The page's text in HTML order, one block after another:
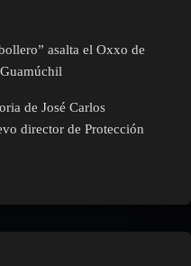
asalta el Oxxo de
de José Carlos
director de Protección